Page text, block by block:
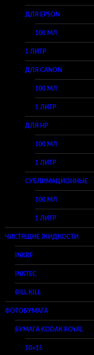
ДЛЯ EPSON
100 МЛ
1 ЛИТР
ДЛЯ CANON
100 МЛ
1 ЛИТР
ДЛЯ HP
100 МЛ
1 ЛИТР
СУБЛИМАЦИОННЫЕ
100 МЛ
1 ЛИТР
ЧИСТЯЩИЕ ЖИДКОСТИ
INKRF
INKTEC
BILL KILL
ФОТОБУМАГА
БУМАГА KODAK ROYAL
10×15